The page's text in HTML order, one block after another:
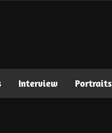
Interview Portraits